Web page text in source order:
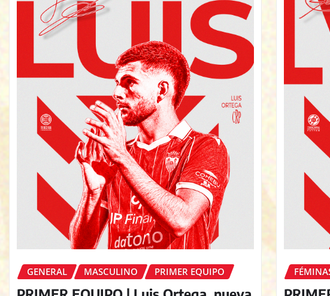
GENERAL MASCULINO PRIMER EQUIPO